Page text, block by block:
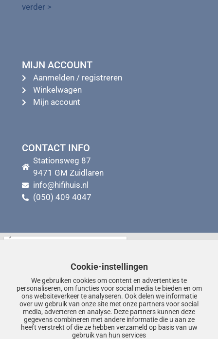
verder >
MIJN ACCOUNT
Aanmelden / registreren
Winkelwagen
Mijn account
CONTACT INFO
Stationsweg 87
9471 GM Zuidlaren
info@hifihuis.nl
(050) 409 4047
Cookie-instellingen
We gebruiken cookies om content en advertenties te
personaliseren, om functies voor social media te bieden en om
ons websiteverkeer te analyseren. Ook delen we informatie
over uw gebruik van onze site met onze partners voor social
media, adverteren en analyse. Deze partners kunnen deze
gegevens combineren met andere informatie die u aan ze
heeft verstrekt of die ze hebben verzameld op basis van uw
gebruik van hun services